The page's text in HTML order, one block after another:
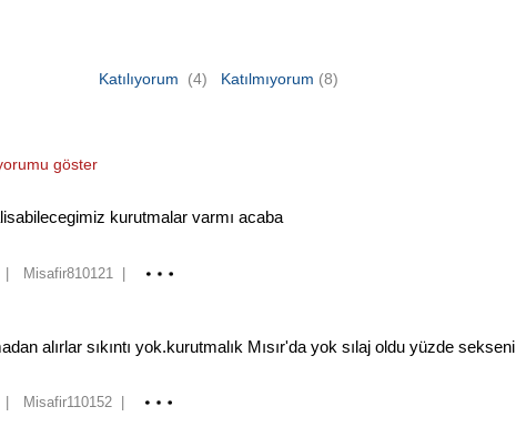
Katılıyorum (4) Katılmıyorum (8)
göster
kurutmalar varmı acaba
Misafir810121
alırlar sıkıntı yok.kurutmalık Mısır'da yok sılaj oldu yüzde sekseni
Misafir110152